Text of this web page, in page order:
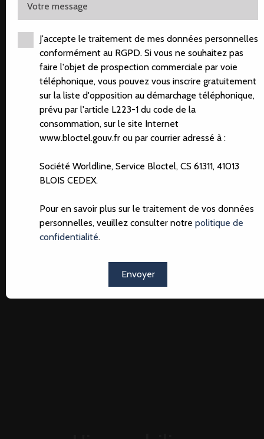
Votre message
J'accepte le traitement de mes données personnelles
conformément au RGPD. Si vous ne souhaitez pas
faire l'objet de prospection commerciale par voie
téléphonique, vous pouvez vous inscrire gratuitement
sur la liste d'opposition au démarchage téléphonique,
prévu par l'article L223-1 du code de la
consommation, sur le site Internet
www.bloctel.gouv.fr ou par courrier adressé à :
Société Worldline, Service Bloctel, CS 61311, 41013
BLOIS CEDEX.
Pour en savoir plus sur le traitement de vos données
personnelles, veuillez consulter notre politique de
confidentialité.
Envoyer